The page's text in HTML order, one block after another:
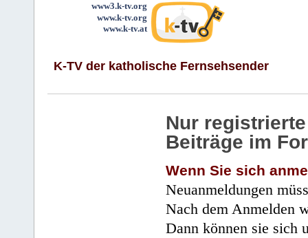
www3.k-tv.org
www.k-tv.org
www.k-tv.at
K-TV der katholische Fernsehsender
Nur
Beiträge im
Wenn Sie sich
Neuanmeldungen
Nach dem Anmelden
Dann können sie sich